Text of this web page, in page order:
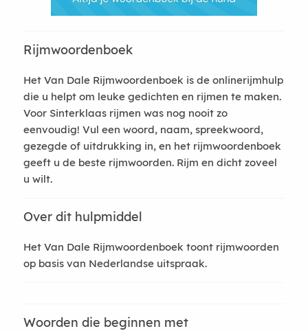
Rijmwoordenboek
Het Van Dale Rijmwoordenboek is de onlinerijmhulp
die u helpt om leuke gedichten en rijmen te maken.
Voor Sinterklaas rijmen was nog nooit zo
eenvoudig! Vul een woord, naam, spreekwoord,
gezegde of uitdrukking in, en het rijmwoordenboek
geeft u de beste rijmwoorden. Rijm en dicht zoveel
u wilt.
Over dit hulpmiddel
Het Van Dale Rijmwoordenboek toont rijmwoorden
op basis van Nederlandse uitspraak.
Woorden die beginnen met